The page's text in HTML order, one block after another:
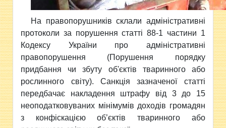
На правопорушників склали адміністративні
протоколи за порушення статті 88-1 частини 1
Кодексу України про адміністративні
правопорушення (Порушення порядку
придбання чи збуту об'єктів тваринного або
рослинного світу). Санкція зазначеної статті
передбачає накладення штрафу від 3 до 15
неоподатковуваних мінімумів доходів громадян
з конфіскацією об’єктів тваринного або